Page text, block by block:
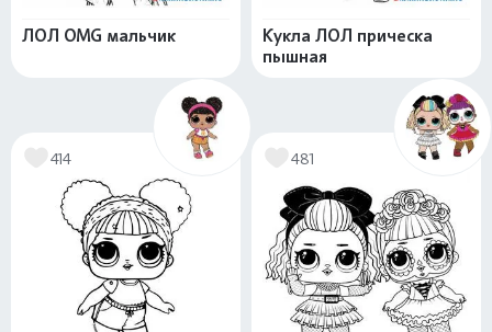
ЛОЛ OMG мальчик
Кукла ЛОЛ прическа
пышная
414 481